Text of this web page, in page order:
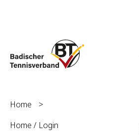
Home
>
Home / Login